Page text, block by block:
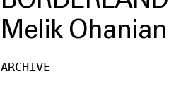
Melik Ohanian
ARCHIVE